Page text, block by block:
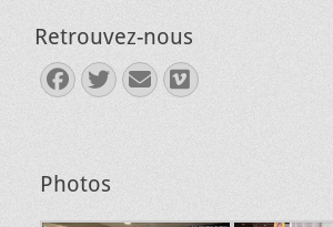
Retrouvez-nous
Facebook
Twitter
E-
mail
Vimeo
Photos